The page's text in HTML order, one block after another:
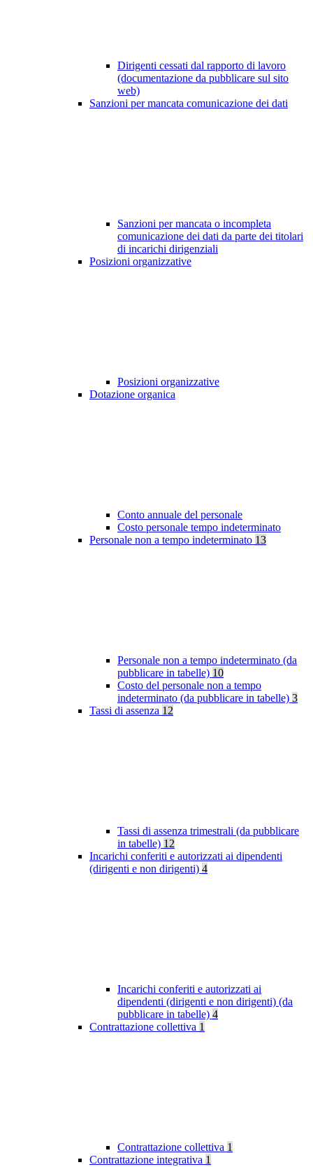
Dirigenti cessati dal rapporto di lavoro
(documentazione da pubblicare sul sito
web)
Sanzioni per mancata comunicazione dei dati
Sanzioni per mancata o incompleta
comunicazione dei dati da parte dei titolari
di incarichi dirigenziali
Posizioni organizzative
Posizioni organizzative
Dotazione organica
Conto annuale del personale
Costo personale tempo indeterminato
Personale non a tempo indeterminato 13
Personale non a tempo indeterminato (da
pubblicare in tabelle) 10
Costo del personale non a tempo
indeterminato (da pubblicare in tabelle) 3
Tassi di assenza 12
Tassi di assenza trimestrali (da pubblicare
in tabelle) 12
Incarichi conferiti e autorizzati ai dipendenti
(dirigenti e non dirigenti) 4
Incarichi conferiti e autorizzati ai
dipendenti (dirigenti e non dirigenti) (da
pubblicare in tabelle) 4
Contrattazione collettiva 1
Contrattazione collettiva 1
Contrattazione integrativa 1